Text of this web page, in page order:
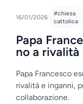
16/01/2026
#chiesa
cattolica
Papa
no a rivalità
Papa Francesco
rivalità e inganni,
collaborazione.